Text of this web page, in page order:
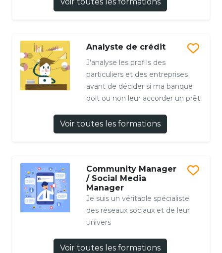
Analyste de crédit
J'analyse les profils des
particuliers et des entreprises
avant de décider si ma banque
doit ou non leur accorder un prêt.
Voir toutes les formations
Community Manager
/ Social Media
Manager
Je suis un véritable spécialiste
des réseaux sociaux et de leur
univers
Voir toutes les formations